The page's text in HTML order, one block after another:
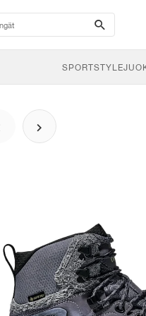
search-
btn
SPORTSTYLE